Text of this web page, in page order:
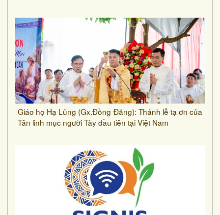
Giáo họ Hạ Lũng (Gx.Đồng Đăng): Thánh lễ tạ ơn của
Tân linh mục người Tày đầu tiên tại Việt Nam